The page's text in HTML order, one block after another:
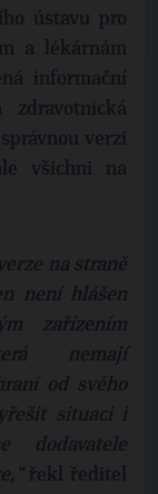
ústavu pro
a lékárnám
informační
zdravotnická
verzi
všichni na
na straně
není hlášen
zařízením
nemají
od svého
situaci i
dodavatele
řekl ředitel